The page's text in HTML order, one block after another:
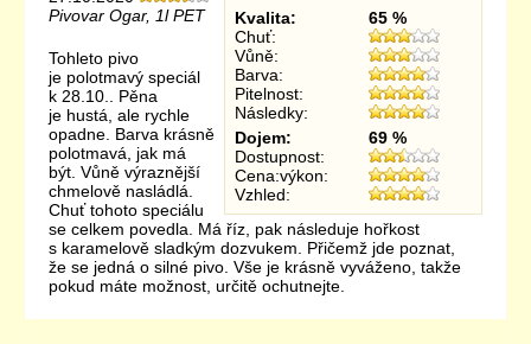
Kvalita:
65 %
Chuť:
Vůně:
Barva:
Pitelnost:
Následky:
Dojem:
69 %
Dostupnost:
Cena:výkon:
Vzhled:
Pivovar Ogar, 1l PET
Tohleto pivo
je polotmavý speciál
k 28.10.. Pěna
je hustá, ale rychle
opadne. Barva krásně
polotmavá, jak má
být. Vůně výraznější
chmelově nasládlá.
Chuť tohoto speciálu
se celkem povedla. Má říz, pak následuje hořkost
s karamelově sladkým dozvukem. Přičemž jde poznat,
že se jedná o silné pivo. Vše je krásně vyváženo, takže
pokud máte možnost, určitě ochutnejte.